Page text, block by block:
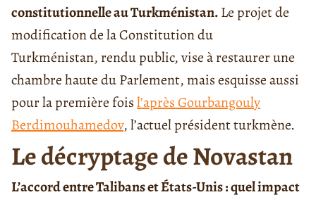
constitutionnelle au Turkménistan.Le projet de
modification de la Constitution du
Turkménistan, rendu public, vise à restaurer une
chambre haute du Parlement, mais esquisse aussi
pour la première foisl’après Gourbangouly
Berdimouhamedov, l’actuel président turkmène.
Le décryptage de Novastan
L’accord entre Talibans et États-Unis : quel impact